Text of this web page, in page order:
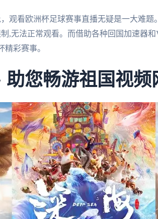
观看欧洲杯足球赛事直播无疑是一大难题
,无法正常观看。而借助各种回国加速器
彩赛事。
助您畅游祖国视频